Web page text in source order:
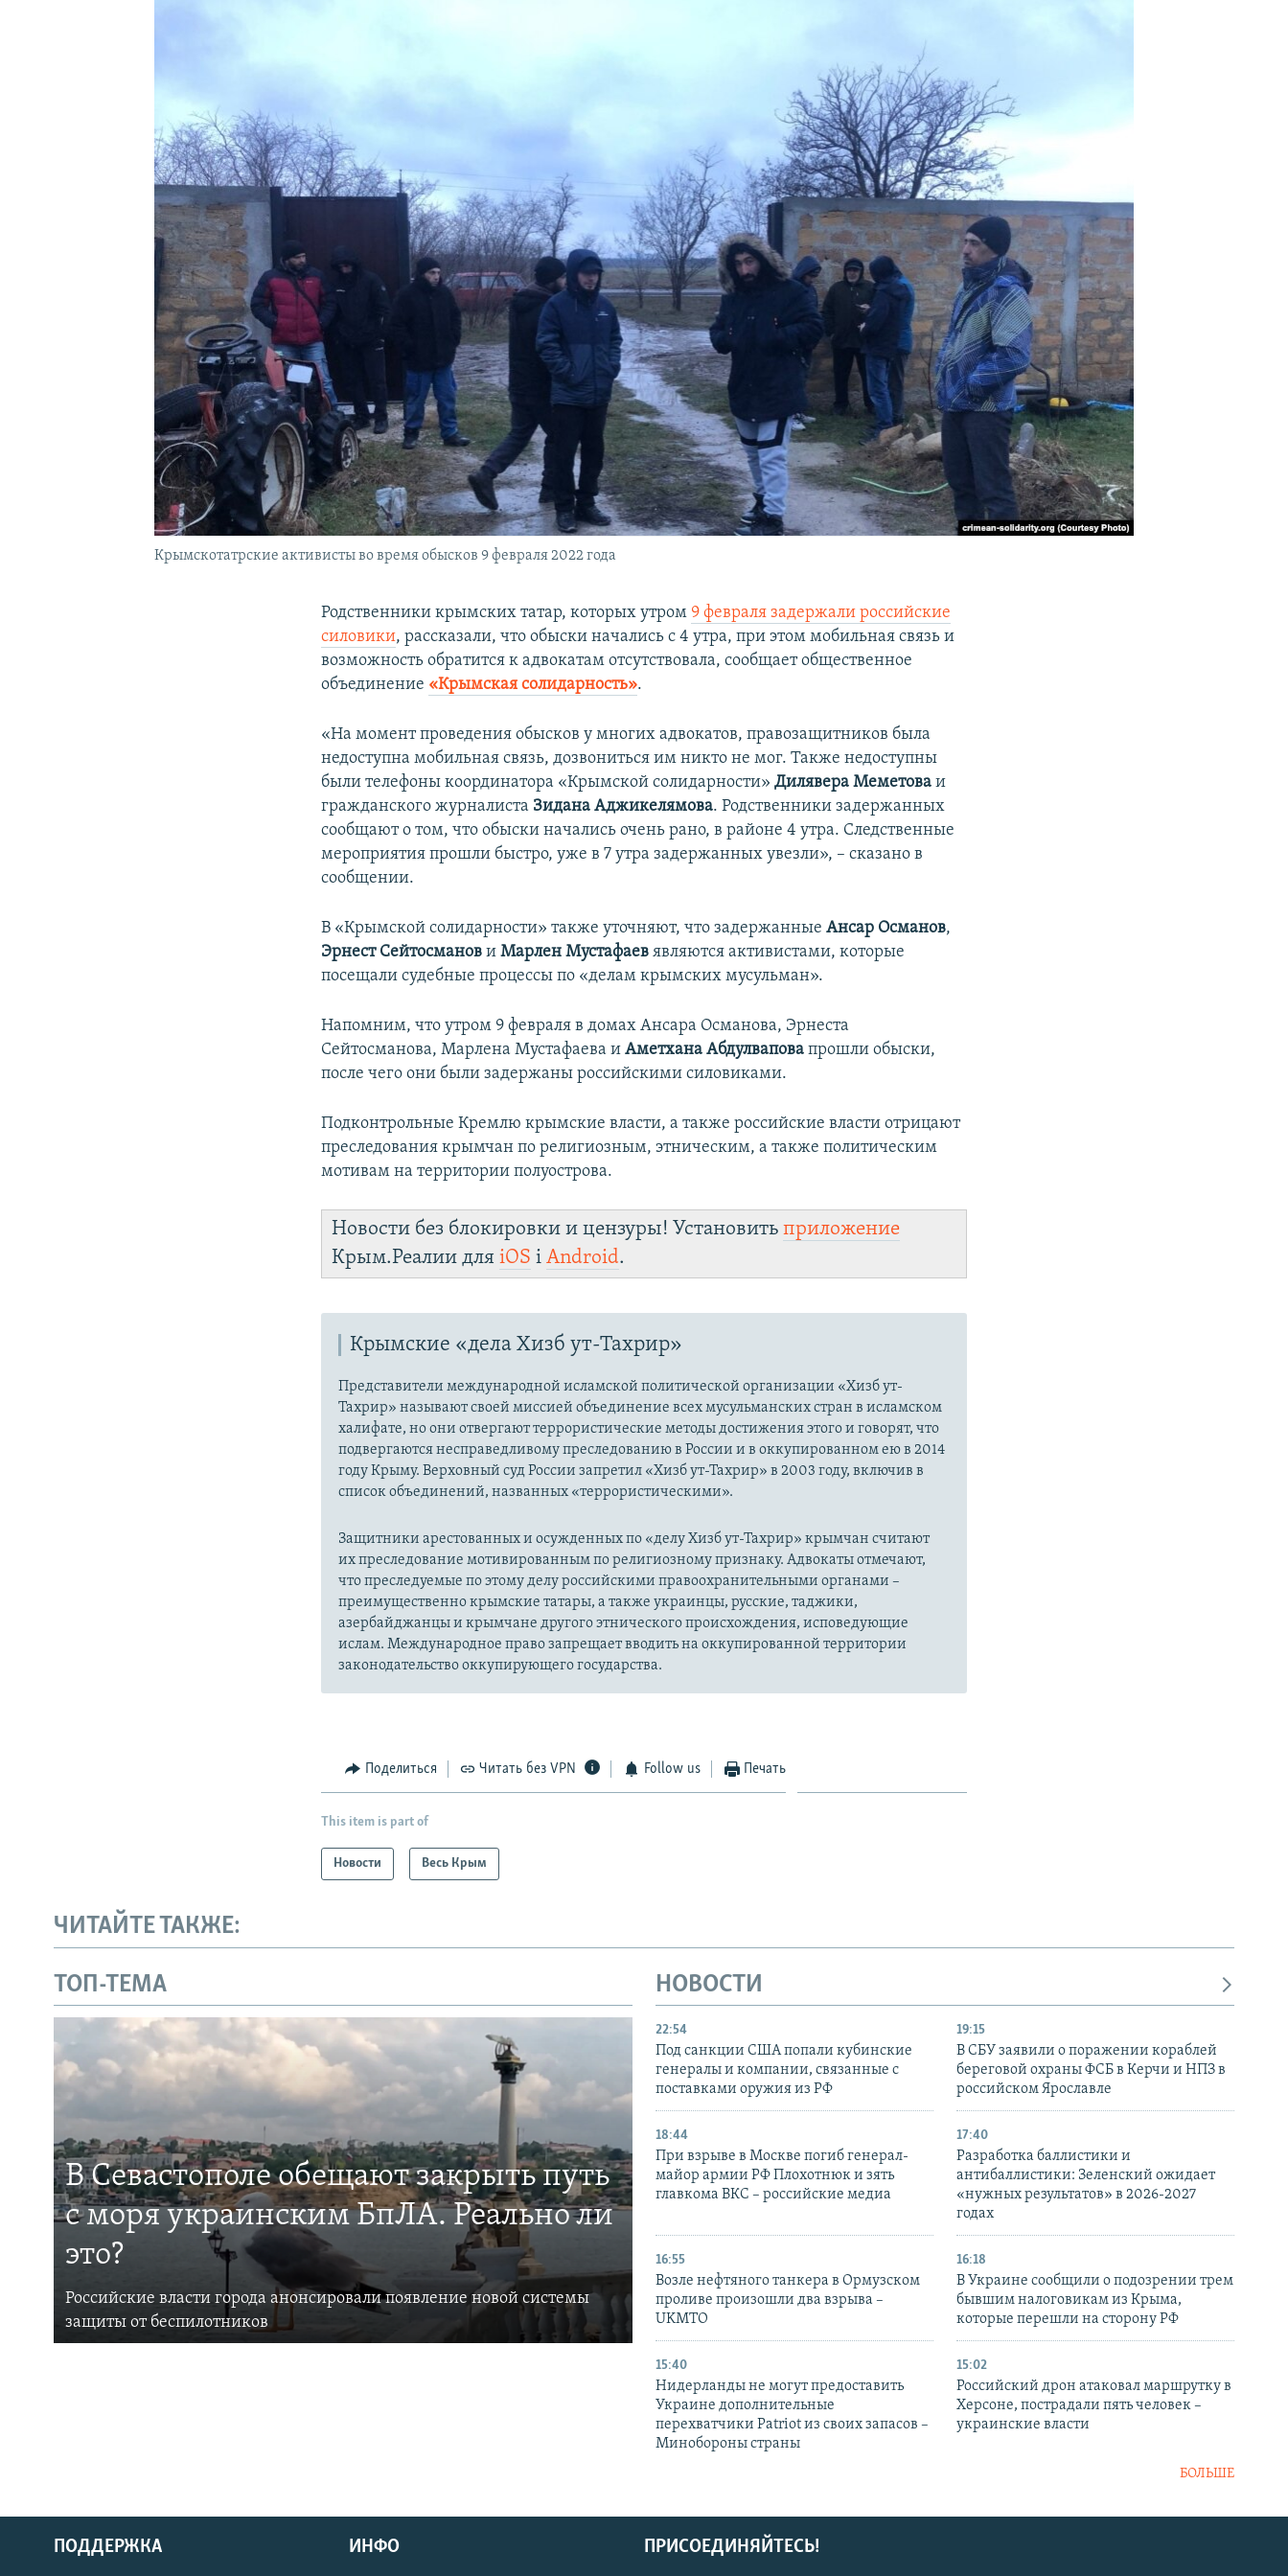
Крымскотатрские активисты во время обысков 9 февраля 2022 года
Родственники крымских татар, которых утром 9 февраля задержали российские
силовики, рассказали, что обыски начались с 4 утра, при этом мобильная связь и
возможность обратится к адвокатам отсутствовала, сообщает общественное
объединение «Крымская солидарность».
«На момент проведения обысков у многих адвокатов, правозащитников была
недоступна мобильная связь, дозвониться им никто не мог. Также недоступны
были телефоны координатора «Крымской солидарности»Дилявера Меметова и
гражданского журналиста Зидана Аджикелямова. Родственники задержанных
сообщают о том, что обыски начались очень рано, в районе 4 утра. Следственные
мероприятия прошли быстро, уже в 7 утра задержанных увезли», – сказано в
сообщении.
В «Крымской солидарности» также уточняют, что задержанныеАнсар Османов,
Эрнест Сейтосманов иМарлен Мустафаев являются активистами, которые
посещали судебные процессы по «делам крымских мусульман».
Напомним, что утром 9 февраля в домах Ансара Османова, Эрнеста
Сейтосманова, Марлена Мустафаева иАметхана Абдулвапова прошли обыски,
после чего они были задержаны российскими силовиками.
Подконтрольные Кремлю крымские власти, а также российские власти отрицают
преследования крымчан по религиозным, этническим, а также политическим
мотивам на территории полуострова.
Новости без блокировки и цензуры! Установитьприложение
Крым.Реалии дляiOS іAndroid.
Крымские «дела Хизб ут-Тахрир»
Представители международной исламской политической организации «Хизб ут-
Тахрир» называют своей миссией объединение всех мусульманских стран в исламском
халифате, но они отвергают террористические методы достижения этого и говорят, что
подвергаются несправедливому преследованию в России и в оккупированном ею в 2014
году Крыму. Верховный суд России запретил «Хизб ут-Тахрир» в 2003 году, включив в
список объединений, названных «террористическими».
Защитники арестованных и осужденных по «делу Хизб ут-Тахрир» крымчан считают
их преследование мотивированным по религиозному признаку. Адвокаты отмечают,
что преследуемые по этому делу российскими правоохранительными органами –
преимущественно крымские татары, а также украинцы, русские, таджики,
азербайджанцы и крымчане другого этнического происхождения, исповедующие
ислам. Международное право запрещает вводить на оккупированной территории
законодательство оккупирующего государства.
Поделиться Читать без VPN Follow us Печать
This item is part of
Новости Весь Крым
ЧИТАЙТЕ ТАКЖЕ:
ТОП-ТЕМА
В Севастополе обещают закрыть путь
с моря украинским БпЛА. Реально ли
это?
Российские власти города анонсировали появление новой системы
защиты от беспилотников
НОВОСТИ
22:54
Под санкции США попали кубинские
генералы и компании, связанные с
поставками оружия из РФ
19:15
В СБУ заявили о поражении кораблей
береговой охраны ФСБ в Керчи и НПЗ в
российском Ярославле
18:44
При взрыве в Москве погиб генерал-
майор армии РФ Плохотнюк и зять
главкома ВКС – российские медиа
17:40
Разработка баллистики и
антибаллистики: Зеленский ожидает
«нужных результатов» в 2026-2027
годах
16:55
Возле нефтяного танкера в Ормузском
проливе произошли два взрыва –
UKMTO
16:18
В Украине сообщили о подозрении трем
бывшим налоговикам из Крыма,
которые перешли на сторону РФ
15:40
Нидерланды не могут предоставить
Украине дополнительные
перехватчики Patriot из своих запасов –
Минобороны страны
15:02
Российский дрон атаковал маршрутку в
Херсоне, пострадали пять человек –
украинские власти
БОЛЬШЕ
ПРИСОЕДИНЯЙТЕСЬ!
ПОДДЕРЖКА ИНФО